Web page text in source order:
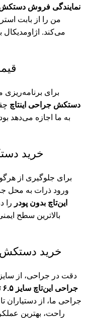
نمایندگی فروش دستکش
من را از بابت
می‌کند. اژاومدیکال
برای برنامه‌ریزی
دستکش جراحی اینتاچ
به ما اجازه می‌دهد
خرید
برای جلوگیری از
ورود ذرات به محل
این‌تاچ بدون پودر را
بالاترین سطح
خرید دستکش
دقت در جراحی، از
جراحی این‌تاچ سایز ۶.۵ تا ۸
جراحی ما، از دستیاران
راحت، بهترین